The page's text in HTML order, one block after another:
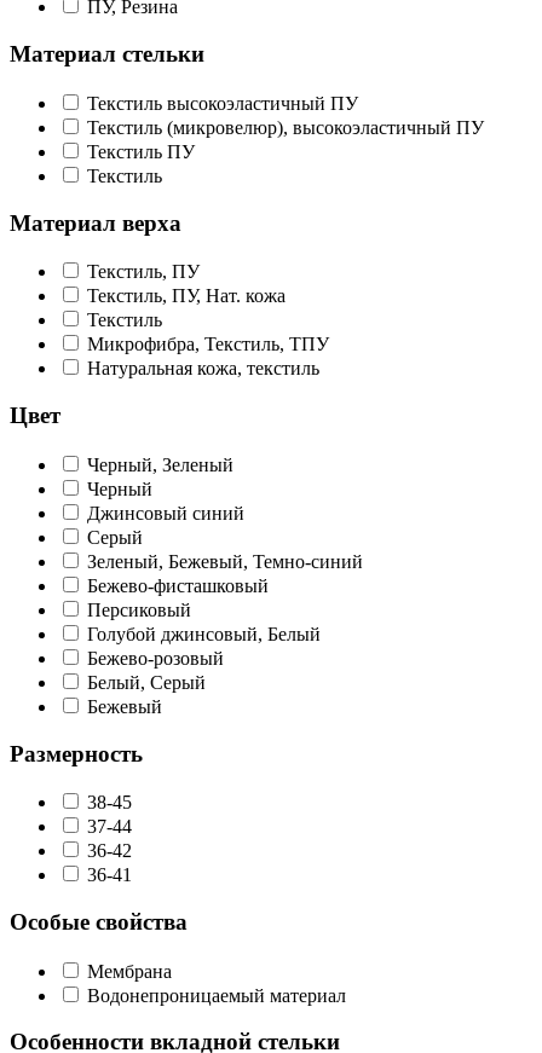
ПУ, Резина
Материал стельки
Текстиль высокоэластичный ПУ
Текстиль (микровелюр), высокоэластичный ПУ
Текстиль ПУ
Текстиль
Материал верха
Текстиль, ПУ
Текстиль, ПУ, Нат. кожа
Текстиль
Микрофибра, Текстиль, ТПУ
Натуральная кожа, текстиль
Цвет
Черный, Зеленый
Черный
Джинсовый синий
Серый
Зеленый, Бежевый, Темно-синий
Бежево-фисташковый
Персиковый
Голубой джинсовый, Белый
Бежево-розовый
Белый, Серый
Бежевый
Размерность
38-45
37-44
36-42
36-41
Особые свойства
Мембрана
Водонепроницаемый материал
Особенности вкладной стельки